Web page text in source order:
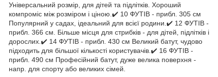
Універсальний розмір, для дітей та підлітків. Хороший
компроміс між розміром і ціною.✔️ 10 ФУТІВ - прибл. 305 см
Популярний у садах, ідеальний для всієї родини.✔️ 12 ФУТІВ -
прибл. 366 см. Більше місця для стрибків - для дітей, підлітків і
дорослих.✔️ 14 ФУТІВ - прибл. 430 см Великий батут, чудово
підходить для більшої кількості користувачів.✔️ 16 ФУТІВ -
прибл. 490 см Професійний батут, дуже велика поверхня -
напр. для спорту або великих сімей.